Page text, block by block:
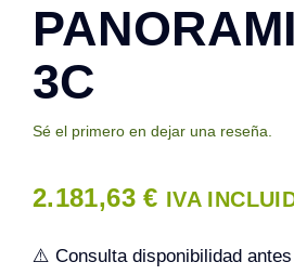
3C
Sé el primero en dejar una reseña.
2.181,63€ IVA
⚠️ Consulta disponibilidad